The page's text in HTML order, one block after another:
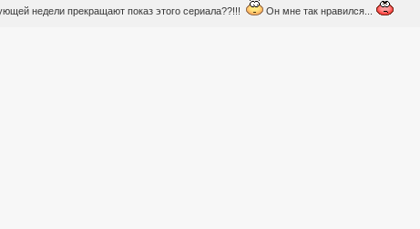
недели прекращают показ этого сериала??!!!
Он мне так нравился...